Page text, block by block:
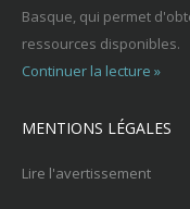
Basque, qui permet
ressources disponibles.
Continuer la lecture »
MENTIONS LÉGALES
Lire l'avertissement